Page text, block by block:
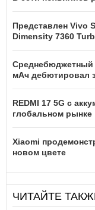
Представлен Vivo
Dimensity 7360
Среднебюджетный
мАч дебютировал
REDMI 17 5G c
глобальном рынке
Xiaomi
новом цвете
ЧИТАЙТЕ